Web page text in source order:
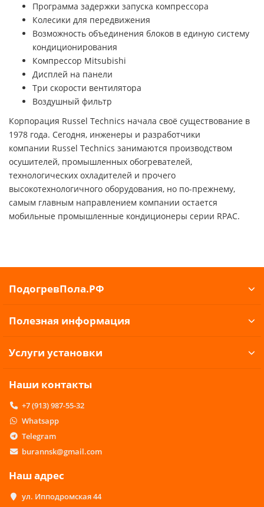
Программа задержки запуска компрессора
Колесики для передвижения
Возможность объединения блоков в единую систему
кондиционирования
Компрессор Mitsubishi
Дисплей на панели
Три скорости вентилятора
Воздушный фильтр
Корпорация Russel Technics начала своё существование в
1978 года. Сегодня, инженеры и разработчики
компании Russel Technics занимаются производством
осушителей, промышленных обогревателей,
технологических охладителей и прочего
высокотехнологичного оборудования, но по-прежнему,
самым главным направлением компании остается
мобильные промышленные кондиционеры серии RPAC.
ПодогревПола.РФ
Полезная информация
Услуги установки
Наши контакты
+7 (913) 987-55-32
Whatsapp
Telegram
burannsk@gmail.com
Наш адрес
ул. Ипподромская 44